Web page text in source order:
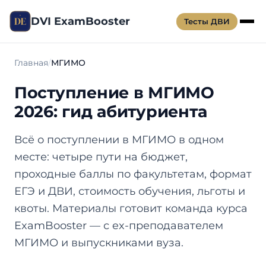
DVI ExamBooster Тесты ДВИ
Главная МГИМО
Поступление в МГИМО
2026: гид абитуриента
Всё о поступлении в МГИМО в одном
месте: четыре пути на бюджет,
проходные баллы по факультетам, формат
ЕГЭ и ДВИ, стоимость обучения, льготы и
квоты. Материалы готовит команда курса
ExamBooster — с ex-преподавателем
МГИМО и выпускниками вуза.